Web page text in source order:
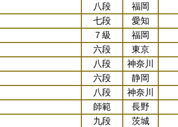
八段 福岡
七段 愛知
７級 福岡
六段 東京
八段 神奈川
六段 静岡
八段 神奈川
師範 長野
九段 茨城